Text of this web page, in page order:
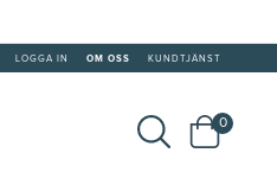
LOGGA IN OM OSS KUNDTJÄNST
0